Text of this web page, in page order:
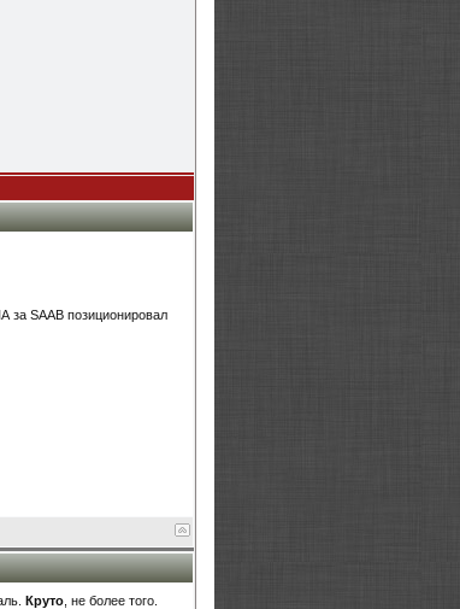
за SAAB позиционировал
Круто , не более того.